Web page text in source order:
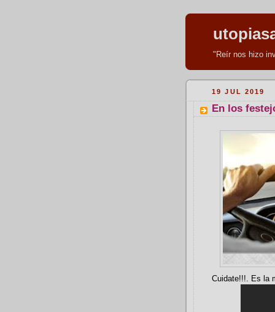
"Reír nos hizo
19 JUL 2019
En los
Cuidate!!!. Es la